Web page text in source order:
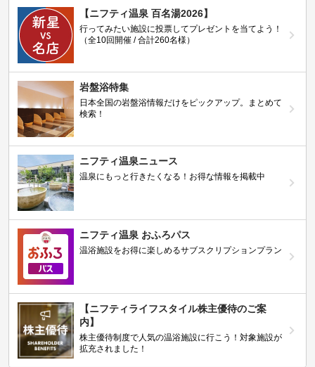
【ニフティ温泉 百名湯2026】
行ってみたい施設に投票してプレゼントを当てよう！
（全10回開催 / 合計260名様）
岩盤浴特集
日本全国の岩盤浴情報だけをピックアップ。まとめて
検索！
ニフティ温泉ニュース
温泉にもっと行きたくなる！お得な情報を掲載中
ニフティ温泉 おふろパス
温浴施設をお得に楽しめるサブスクリプションプラン
【ニフティライフスタイル株主優待のご案
内】
株主優待制度で人気の温浴施設に行こう！対象施設が
拡充されました！